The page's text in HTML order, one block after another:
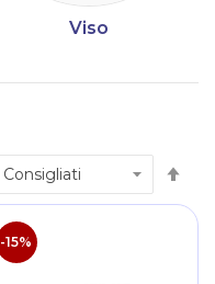
Viso
-15%